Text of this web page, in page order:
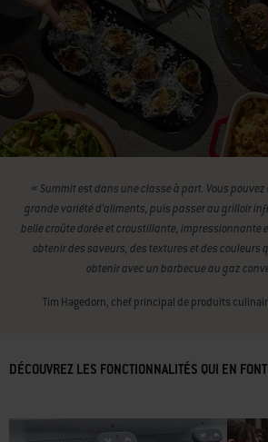
« Summit est dans une classe à part. Vous
grande variété d'aliments, puis passer au grilloir
belle croûte dorée et croustillante, impressionnante
obtenir des saveurs, des textures et des couleurs
obtenir avec un barbecue au gaz
Tim Hagedorn, chef principal de produits
DÉCOUVREZ LES FONCTIONNALITÉS QUI EN